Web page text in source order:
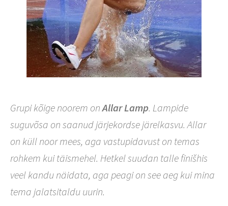
Grupi kõige noorem onAllar Lamp. Lampide
suguvõsa on saanud järjekordse järelkasvu. Allar
on küll noor mees, aga vastupidavust on temas
rohkem kui täismehel. Hetkel suudan talle finišhis
veel kandu näidata, aga peagi on see aeg kui mina
tema jalatsitaldu uurin.